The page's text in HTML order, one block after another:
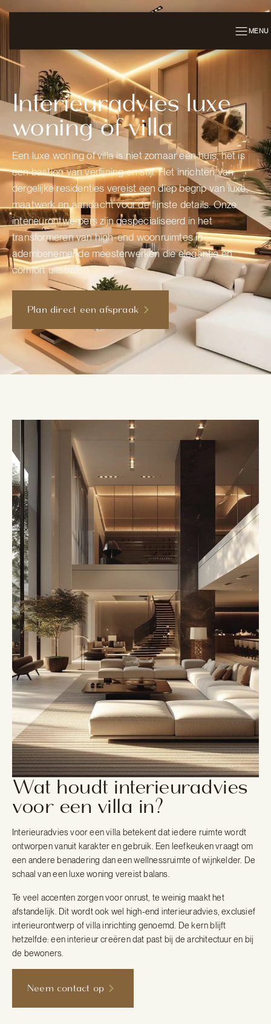
MENU
Interieuradvies luxe
woning of villa
Een luxe woning of villa is niet zomaar een huis, het is
een bastion van verfijning en stijl. Het inrichten van
dergelijke residenties vereist een diep begrip van luxe,
maatwerk en aandacht voor de fijnste details. Onze
interieurontwerpers zijn gespecialiseerd in het
transformeren van high-end woonruimtes in
adembenemende meesterwerken die elegantie en
comfort uitstralen.
Plan direct een afspraak
Wat houdt interieuradvies
voor een villa in?
Interieuradvies voor een villa betekent dat iedere ruimte wordt
ontworpen vanuit karakter en gebruik. Een leefkeuken vraagt om
een andere benadering dan een wellnessruimte of wijnkelder. De
schaal van een luxe woning vereist balans.
Te veel accenten zorgen voor onrust, te weinig maakt het
afstandelijk. Dit wordt ook wel high-end interieuradvies, exclusief
interieurontwerp of villa inrichting genoemd. De kern blijft
hetzelfde: een interieur creëren dat past bij de architectuur en bij
de bewoners.
Neem contact op